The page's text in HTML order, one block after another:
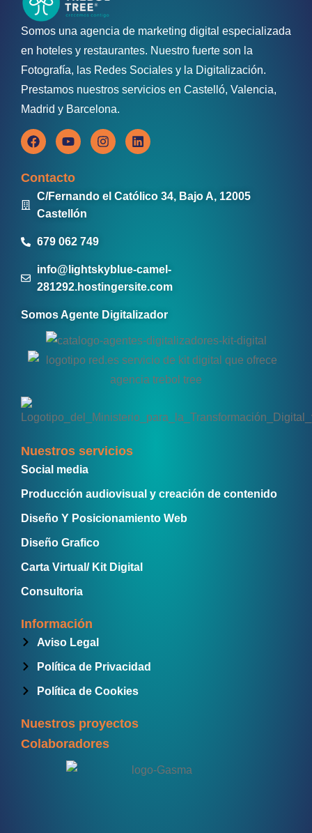
Somos una agencia de marketing digital especializada
en hoteles y restaurantes. Nuestro fuerte son la
Fotografía, las Redes Sociales y la Digitalización.
Prestamos nuestros servicios en Castelló, Valencia,
Madrid y Barcelona.
Contacto
C/Fernando el Católico 34, Bajo A, 12005
Castellón
679 062 749
info@lightskyblue-camel-
281292.hostingersite.com
Somos Agente Digitalizador
Nuestros servicios
Social media
Producción audiovisual y creación de contenido
Diseño Y Posicionamiento Web
Diseño Grafico
Carta Virtual/ Kit Digital
Consultoria
Información
Aviso Legal
Política de Privacidad
Política de Cookies
Nuestros proyectos
Colaboradores